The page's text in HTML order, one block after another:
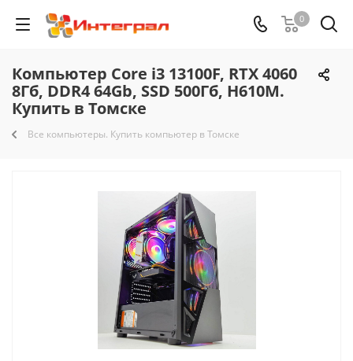
0
Компьютер Core i3 13100F, RTX 4060
8Гб, DDR4 64Gb, SSD 500Гб, H610M.
Купить в Томске
Все компьютеры. Купить компьютер в Томске